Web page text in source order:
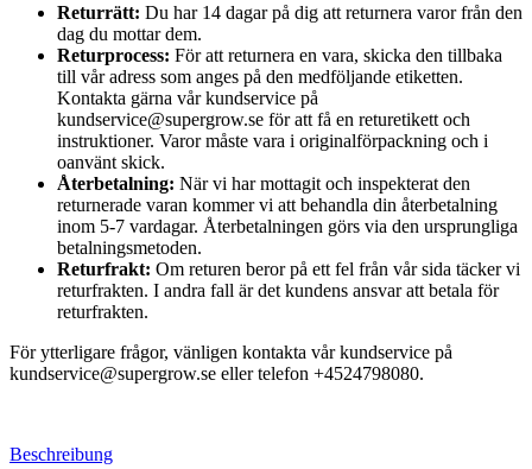
Returrätt: Du har 14 dagar på dig att returnera varor från den
dag du mottar dem.
Returprocess: För att returnera en vara, skicka den tillbaka
till vår adress som anges på den medföljande etiketten.
Kontakta gärna vår kundservice på
kundservice@supergrow.se för att få en returetikett och
instruktioner. Varor måste vara i originalförpackning och i
oanvänt skick.
Återbetalning: När vi har mottagit och inspekterat den
returnerade varan kommer vi att behandla din återbetalning
inom 5-7 vardagar. Återbetalningen görs via den ursprungliga
betalningsmetoden.
Returfrakt: Om returen beror på ett fel från vår sida täcker vi
returfrakten. I andra fall är det kundens ansvar att betala för
returfrakten.
För ytterligare frågor, vänligen kontakta vår kundservice på
kundservice@supergrow.se eller telefon +4524798080.
Beschreibung